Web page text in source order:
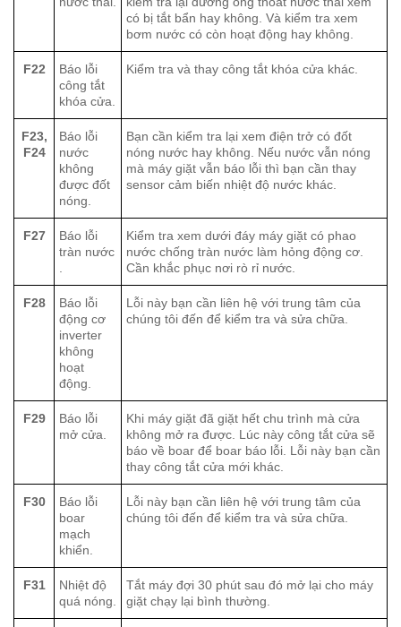
có bị tắt bẩn hay không. Và kiểm tra xem
bơm nước có còn hoạt động hay không.
F22
Báo lỗi
công tắt
khóa cửa.
Kiểm tra và thay công tắt khóa cửa khác.
F23,
F24
Báo lỗi
nước
không
được đốt
nóng.
Bạn cần kiểm tra lại xem điện trở có đốt
nóng nước hay không. Nếu nước vẫn nóng
mà máy giặt vẫn báo lỗi thì bạn cần thay
sensor cảm biến nhiệt độ nước khác.
F27
Báo lỗi
tràn nước
Kiểm tra xem dưới đáy máy giặt có phao
nước chống tràn nước làm hỏng động cơ.
Cần khắc phục nơi rò rỉ nước.
F28
Báo lỗi
động cơ
inverter
không
hoạt
động.
Lỗi này bạn cần liên hệ với trung tâm của
chúng tôi đến để kiểm tra và sửa chữa.
F29
Báo lỗi
mở cửa.
Khi máy giặt đã giặt hết chu trình mà cửa
không mở ra được. Lúc này công tắt cửa sẽ
báo về boar để boar báo lỗi. Lỗi này bạn cần
thay công tắt cửa mới khác.
F30
Báo lỗi
boar
mạch
khiển.
Lỗi này bạn cần liên hệ với trung tâm của
chúng tôi đến để kiểm tra và sửa chữa.
F31
Nhiệt độ
quá nóng.
Tắt máy đợi 30 phút sau đó mở lại cho máy
giặt chạy lại bình thường.